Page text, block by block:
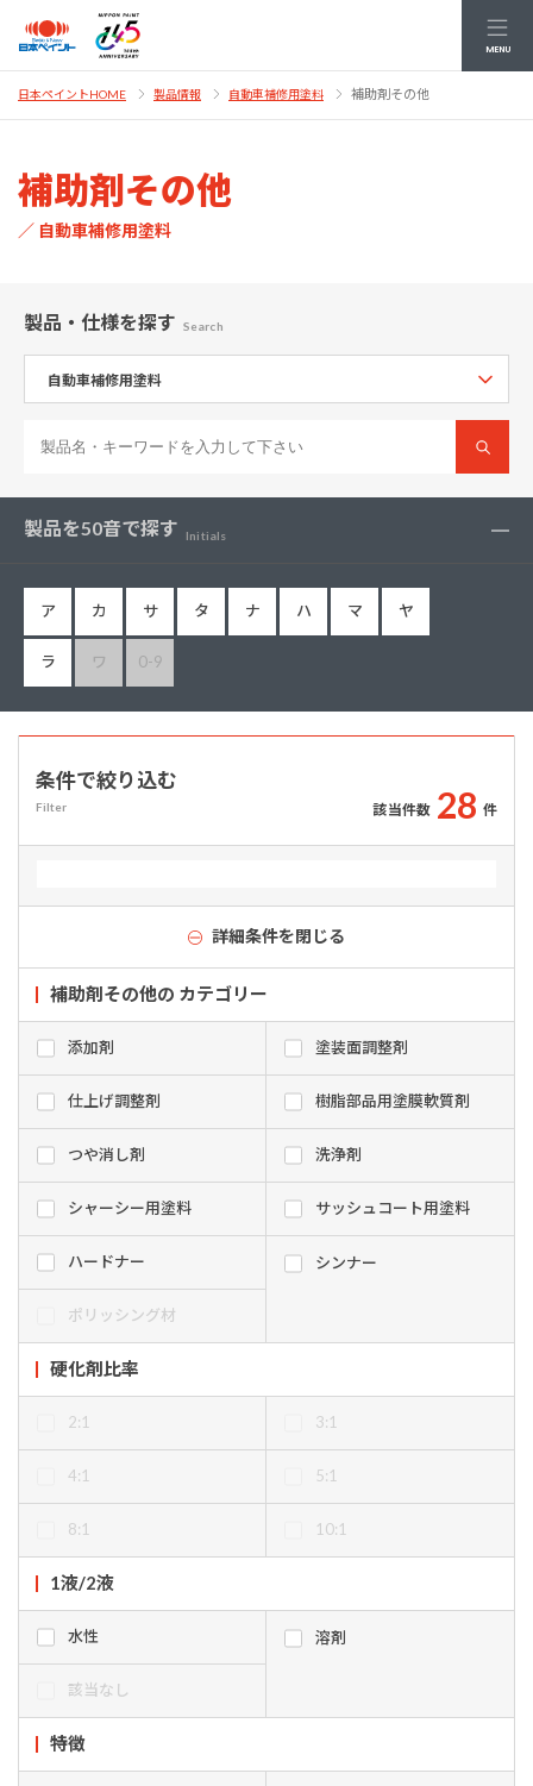
MENU
日本ペイントHOME 製品情報 自動車補修用塗料 補助剤その他
補助剤その他
／ 自動車補修用塗料
製品・仕様を探す Search
製品を50音で探す Initials
ア カ サ タ ナ ハ マ ヤ
ラ ワ 0-9
条件で絞り込む
Filter 該当件数 28 件
詳細条件を閉じる
補助剤その他の カテゴリー
添加剤 塗装面調整剤
仕上げ調整剤 樹脂部品用塗膜軟質剤
つや消し剤 洗浄剤
シャーシー用塗料 サッシュコート用塗料
ハードナー シンナー
ポリッシング材
硬化剤比率
2:1 3:1
4:1 5:1
8:1 10:1
1液/2液
水性 溶剤
該当なし
特徴